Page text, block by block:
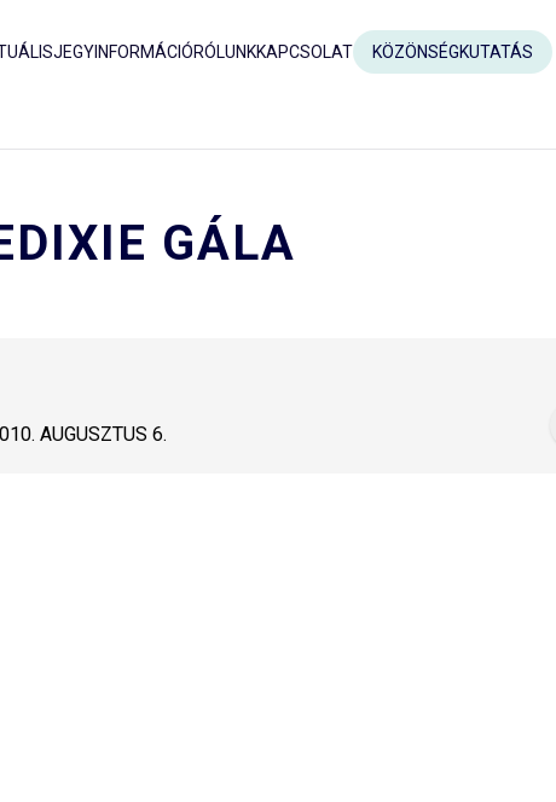
JEGYINFORMÁCIÓRÓLUNKKAPCSOLAT KÖZÖNSÉGKUTATÁS
GÁLA
AUGUSZTUS 6.